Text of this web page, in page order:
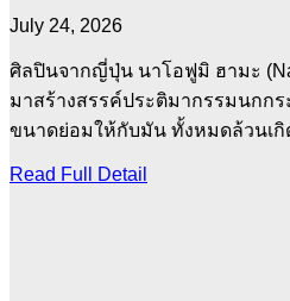
July 24, 2026
ศิลปินจากญี่ปุ่น นาโอฟูมิ ฮามะ
มาสร้างสรรค์ประติมากรรมนกก
ขนาดย่อมให้กับมัน ทั้งหมดล้วนเกิ
Read Full Detail